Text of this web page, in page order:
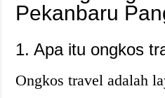
Pekanbaru
1. Apa itu ongkos
Ongkos travel adalah